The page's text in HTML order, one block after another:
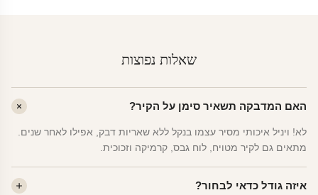
שאלות נפוצות
האם המדבקה תשאיר סימן על הקיר?
לא! ויניל איכותי מסיר עצמו בנקל ללא שאריות דבק, אפילו לאחר שנים.
מתאים גם לקיר מטויח, לוח גבס, קרמיקה וזכוכית.
איזה גודל כדאי לבחור?